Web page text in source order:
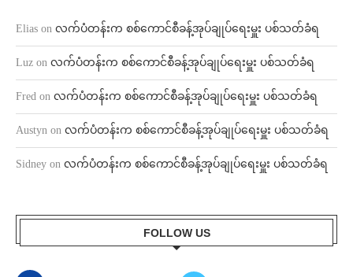
Elias on လက်ပံတန်းက စစ်ကောင်စီခန့်အုပ်ချုပ်ရေးမှူး ပစ်သတ်ခံရ
Luz on လက်ပံတန်းက စစ်ကောင်စီခန့်အုပ်ချုပ်ရေးမှူး ပစ်သတ်ခံရ
Fred on လက်ပံတန်းက စစ်ကောင်စီခန့်အုပ်ချုပ်ရေးမှူး ပစ်သတ်ခံရ
Austyn on လက်ပံတန်းက စစ်ကောင်စီခန့်အုပ်ချုပ်ရေးမှူး ပစ်သတ်ခံရ
Sidney on လက်ပံတန်းက စစ်ကောင်စီခန့်အုပ်ချုပ်ရေးမှူး ပစ်သတ်ခံရ
FOLLOW US